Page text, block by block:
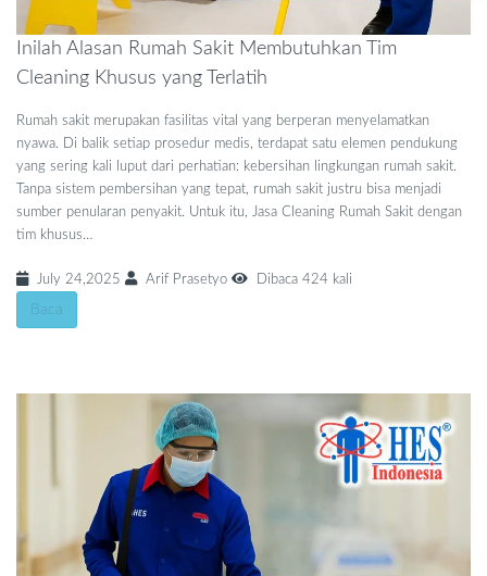
Inilah Alasan Rumah Sakit Membutuhkan Tim
Cleaning Khusus yang Terlatih
Rumah sakit merupakan fasilitas vital yang berperan menyelamatkan
nyawa. Di balik setiap prosedur medis, terdapat satu elemen pendukung
yang sering kali luput dari perhatian: kebersihan lingkungan rumah sakit.
Tanpa sistem pembersihan yang tepat, rumah sakit justru bisa menjadi
sumber penularan penyakit. Untuk itu, Jasa Cleaning Rumah Sakit dengan
tim khusus…
July 24,2025 Arif Prasetyo Dibaca 424 kali
Baca